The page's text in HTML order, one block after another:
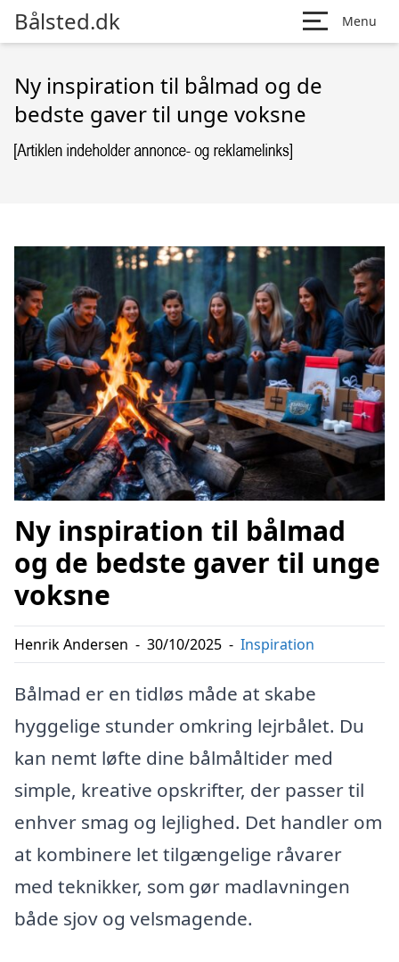
Bålsted.dk Menu
Ny inspiration til bålmad og de
bedste gaver til unge voksne
Ny inspiration til bålmad
og de bedste gaver til unge
voksne
Henrik Andersen - 30/10/2025 - Inspiration
Bålmad er en tidløs måde at skabe
hyggelige stunder omkring lejrbålet. Du
kan nemt løfte dine bålmåltider med
simple, kreative opskrifter, der passer til
enhver smag og lejlighed. Det handler om
at kombinere let tilgængelige råvarer
med teknikker, som gør madlavningen
både sjov og velsmagende.